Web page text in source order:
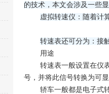
的技术，本文会涉及一些
虚拟转速仪：随着计
转速表还可分为：接
用途
转速表一般设置在仪
号，并将此信号转换为可
轿车一般都是电子式